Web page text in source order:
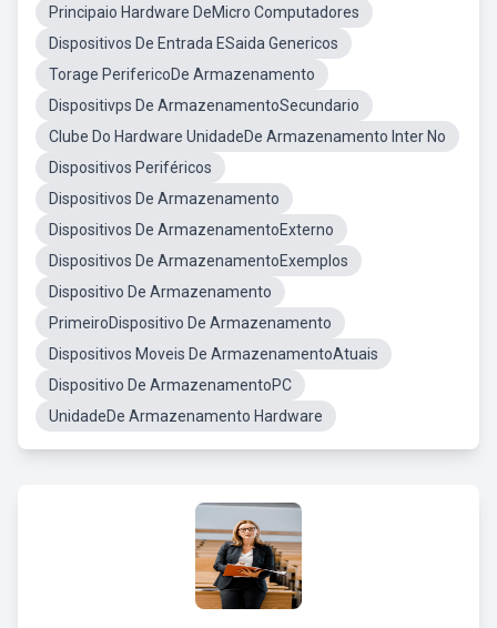
Principaio Hardware DeMicro Computadores
Dispositivos De Entrada ESaida Genericos
Torage PerifericoDe Armazenamento
Dispositivps De ArmazenamentoSecundario
Clube Do Hardware UnidadeDe Armazenamento Inter No
Dispositivos Periféricos
Dispositivos De Armazenamento
Dispositivos De ArmazenamentoExterno
Dispositivos De ArmazenamentoExemplos
Dispositivo De Armazenamento
PrimeiroDispositivo De Armazenamento
Dispositivos Moveis De ArmazenamentoAtuais
Dispositivo De ArmazenamentoPC
UnidadeDe Armazenamento Hardware